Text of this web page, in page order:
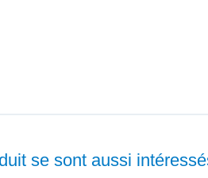
se sont aussi